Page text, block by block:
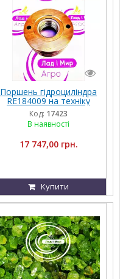
Поршень гідроциліндра
RE184009 на техніку
John Deere
Код: 17423
В наявності
17 747,00 грн.
Купити